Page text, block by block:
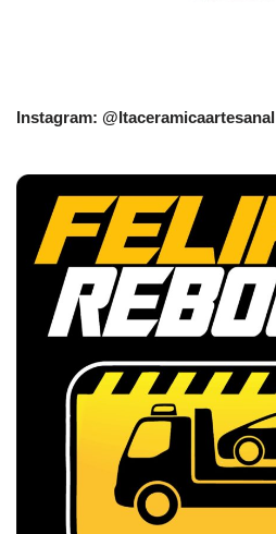
Instagram: @Itaceramicaartesanal